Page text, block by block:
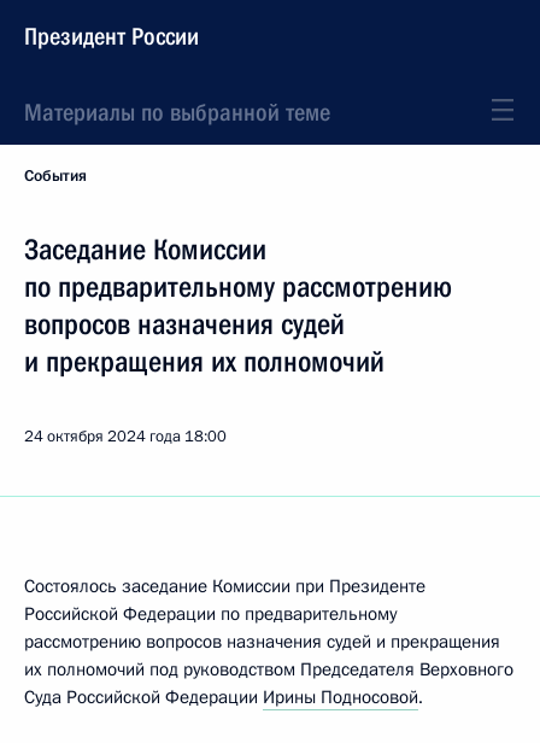
Президент России
Материалы по выбранной теме
События
Заседание Комиссии
по предварительному рассмотрению
вопросов назначения судей
и прекращения их полномочий
24 октября 2024 года 18:00
Состоялось заседание Комиссии при Президенте
Российской Федерации по предварительному
рассмотрению вопросов назначения судей и прекращения
их полномочий под руководством Председателя Верховного
Суда Российской Федерации Ирины Подносовой.